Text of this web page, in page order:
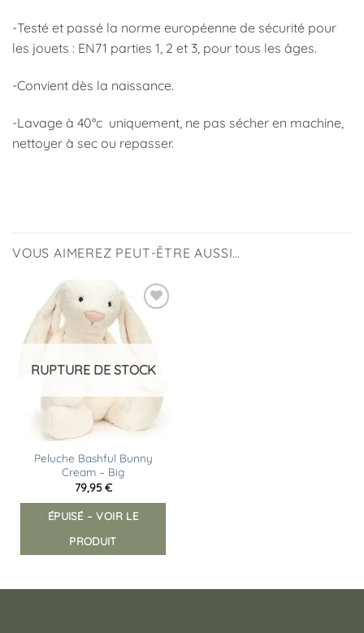
-Testé et passé la norme européenne de sécurité pour
les jouets : EN71 parties 1, 2 et 3, pour tous les âges.
-Convient dès la naissance.
-Lavage à 40°c uniquement, ne pas sécher en machine,
nettoyer à sec ou repasser.
VOUS AIMEREZ PEUT-ÊTRE AUSSI…
RUPTURE DE STOCK
Peluche Bashful Bunny
Cream – Big
79,95€
ÉPUISÉ – VOIR LE
PRODUIT